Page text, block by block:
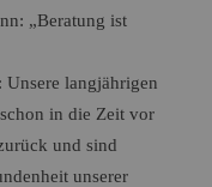
„Beratung ist
Unsere langjährigen
in die Zeit vor
und sind
unserer